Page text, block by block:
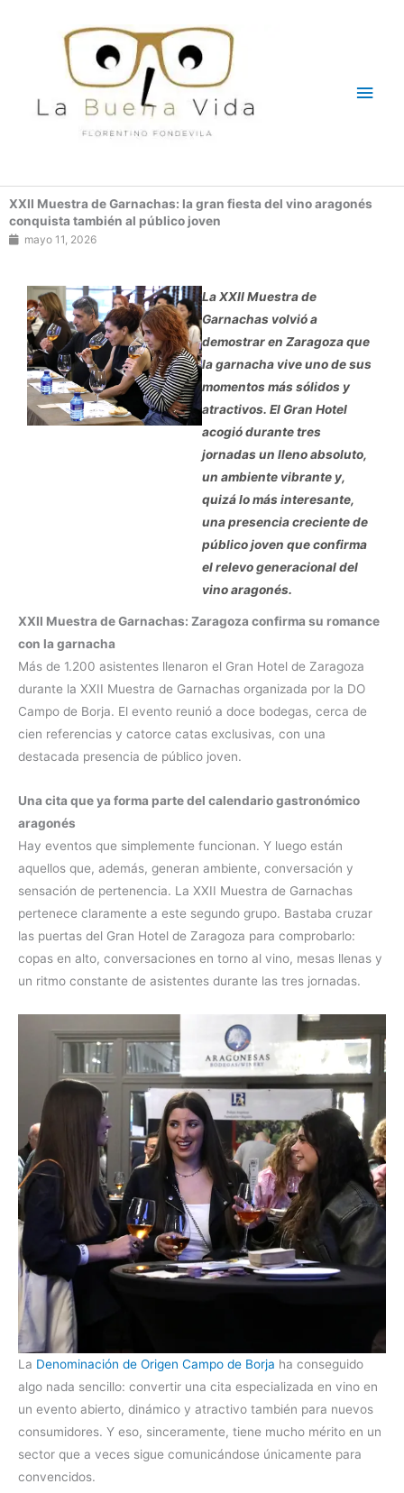
XXII Muestra de Garnachas: la gran fiesta del vino aragonés
conquista también al público joven
mayo 11, 2026
La XXII Muestra de
Garnachas volvió a
demostrar en Zaragoza que
la garnacha vive uno de sus
momentos más sólidos y
atractivos. El Gran Hotel
acogió durante tres
jornadas un lleno absoluto,
un ambiente vibrante y,
quizá lo más interesante,
una presencia creciente de
público joven que confirma
el relevo generacional del
vino aragonés.
XXII Muestra de Garnachas: Zaragoza confirma su romance
con la garnacha
Más de 1.200 asistentes llenaron el Gran Hotel de Zaragoza
durante la XXII Muestra de Garnachas organizada por la DO
Campo de Borja. El evento reunió a doce bodegas, cerca de
cien referencias y catorce catas exclusivas, con una
destacada presencia de público joven.
Una cita que ya forma parte del calendario gastronómico
aragonés
Hay eventos que simplemente funcionan. Y luego están
aquellos que, además, generan ambiente, conversación y
sensación de pertenencia. La XXII Muestra de Garnachas
pertenece claramente a este segundo grupo. Bastaba cruzar
las puertas del Gran Hotel de Zaragoza para comprobarlo:
copas en alto, conversaciones en torno al vino, mesas llenas y
un ritmo constante de asistentes durante las tres jornadas.
La Denominación de Origen Campo de Borja ha conseguido
algo nada sencillo: convertir una cita especializada en vino en
un evento abierto, dinámico y atractivo también para nuevos
consumidores. Y eso, sinceramente, tiene mucho mérito en un
sector que a veces sigue comunicándose únicamente para
convencidos.